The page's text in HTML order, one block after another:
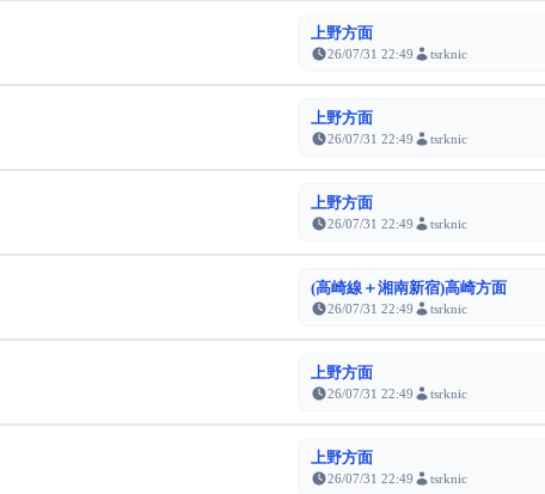
上野方面
26/07/31 22:49 tsrknic
上野方面
26/07/31 22:49 tsrknic
上野方面
26/07/31 22:49 tsrknic
(高崎線＋湘南新宿)高崎方面
26/07/31 22:49 tsrknic
上野方面
26/07/31 22:49 tsrknic
上野方面
26/07/31 22:49 tsrknic